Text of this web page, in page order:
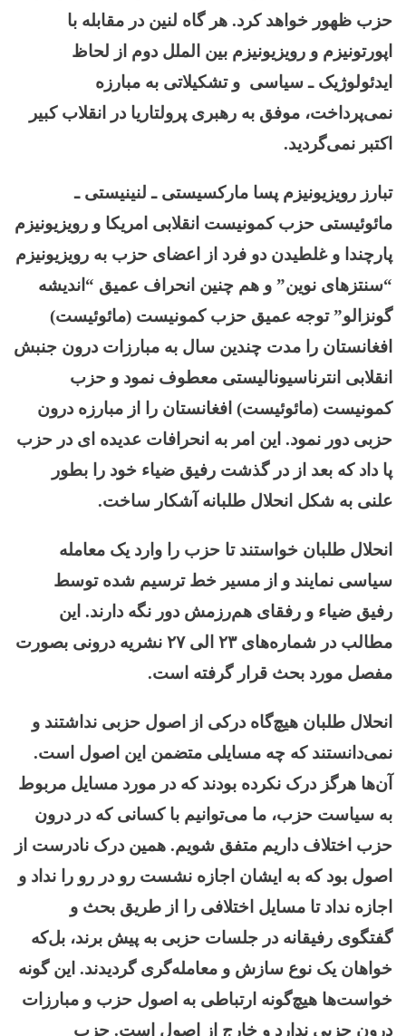
حزب ظهور خواهد کرد. هر گاه لنین در مقابله با
اپورتونیزم و رویزیونیزم بین الملل دوم از لحاظ
ایدئولوژیک ـ سیاسی و تشکیلاتی به مبارزه
نمی‌پرداخت، موفق به رهبری پرولتاریا در انقلاب کبیر
اکتبر نمی‌گردید.
تبارز رویزیونیزم پسا مارکسیستی ـ لنینیستی ـ
مائوئیستی حزب کمونیست انقلابی امریکا و رویزیونیزم
پارچندا و غلطیدن دو فرد از اعضای حزب به رویزیونیزم
“سنتزهای نوین” و هم چنین انحراف عمیق “اندیشه
گونزالو” توجه عمیق حزب کمونیست (مائوئیست)
افغانستان را مدت چندین سال به مبارزات درون جنبش
انقلابی انترناسیونالیستی معطوف نمود و حزب
کمونیست (مائوئیست) افغانستان را از مبارزه درون
حزبی دور نمود. این امر به انحرافات عدیده ای در حزب
پا داد که بعد از در گذشت رفیق ضیاء خود را بطور
علنی به شکل انحلال طلبانه آشکار ساخت.
انحلال طلبان خواستند تا حزب را وارد یک معامله
سیاسی نمایند و از مسیر خط ترسیم شده توسط
رفیق ضیاء و رفقای هم‌رزمش دور نگه دارند. این
مطالب در شماره‌های ۲۳ الی ۲۷ نشریه درونی بصورت
مفصل مورد بحث قرار گرفته است.
انحلال طلبان هیچ‌گاه درکی از اصول حزبی نداشتند و
نمی‌دانستند که چه مسایلی متضمن این اصول است.
آن‌ها هرگز درک نکرده بودند که در مورد مسایل مربوط
به سیاست حزب، ما می‌توانیم با کسانی که در درون
حزب اختلاف داریم متفق شویم. همین درک نادرست از
اصول بود که به ایشان اجازه نشست رو در رو را نداد و
اجازه نداد تا مسایل اختلافی را از طریق بحث و
گفتگوی رفیقانه در جلسات حزبی به پیش برند، بل‌که
خواهان یک نوع سازش و معامله‌گری گردیدند. این گونه
خواست‌ها هیچ‌گونه ارتباطی به اصول حزب و مبارزات
درون حزبی ندارد و خارج از اصول است. حزب